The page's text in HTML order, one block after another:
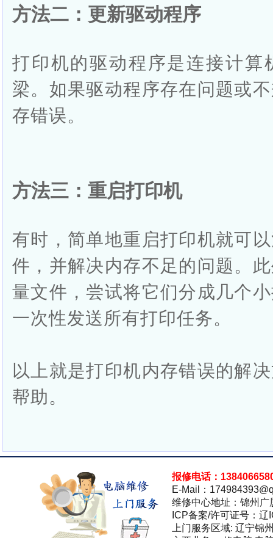
方法二：更新驱动程序
打印机的驱动程序是连接计算
梁。如果驱动程序存在问题或
存错误。
方法三：重启打印机
有时，简单地重启打印机就可
件，并解决内存不足的问题。
量文件，尝试将它们分成几个
一次性发送所有打印任务。
以上就是打印机内存错误的解
帮助。
报修电话：
E-Mail：
维修中心地址：锦州广
ICP备案/许可证号：
上门服务区域: 辽宁锦